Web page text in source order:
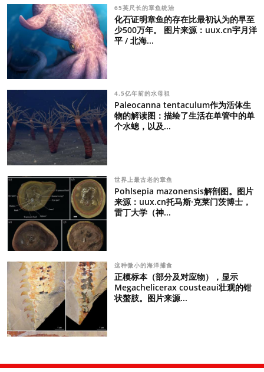
65英尺长的章鱼统治
化石证明章鱼的存在比最初认为的早至
少500万年。 图片来源：uux.cn宇月洋
平 / 北海...
4.5亿年前的水母祖
Paleocanna tentaculum作为活体生
物的解读图：描绘了生活在单管中的单
个水螅，以及...
世界上最古老的章鱼
Pohlsepia mazonensis解剖图。图片
来源：uux.cn托马斯·克莱门茨博士，
雷丁大学（神...
这种微小的海洋捕食
正模标本（部分及对应物），显示
Megachelicerax cousteaui壮观的钳
状螯肢。图片来源...